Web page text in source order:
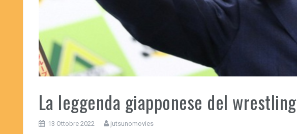
La leggenda giapponese del wrestling
13 Ottobre 2022 jutsunomovies